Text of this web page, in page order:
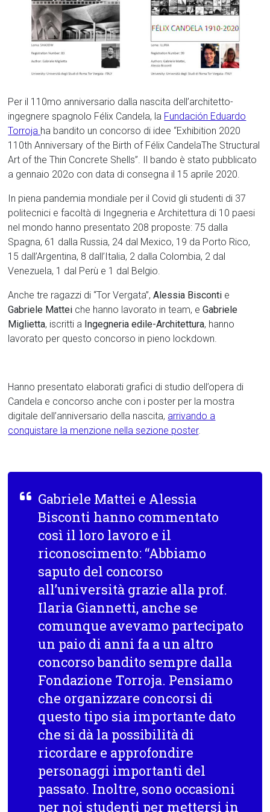
Per il 110mo anniversario dalla nascita dell’architetto-
ingegnere spagnolo Félix Candela, la Fundación Eduardo
Torroja ha bandito un concorso di idee “Exhibition 2020
110th Anniversary of the Birth of Félix CandelaThe Structural
Art of the Thin Concrete Shells”. Il bando è stato pubblicato
a gennaio 202o con data di consegna il 15 aprile 2020.
In piena pandemia mondiale per il Covid gli studenti di 37
politecnici e facoltà di Ingegneria e Architettura di 10 paesi
nel mondo hanno presentato 208 proposte: 75 dalla
Spagna, 61 dalla Russia, 24 dal Mexico, 19 da Porto Rico,
15 dall’Argentina, 8 dall’Italia, 2 dalla Colombia, 2 dal
Venezuela, 1 dal Perù e 1 dal Belgio.
Anche tre ragazzi di “Tor Vergata”,Alessia Bisconti e
Gabriele Mattei che hanno lavorato in team, eGabriele
Miglietta, iscritti a Ingegneria edile-Architettura, hanno
lavorato per questo concorso in pieno lockdown.
Hanno presentato elaborati grafici di studio dell’opera di
Candela e concorso anche con i poster per la mostra
digitale dell’anniversario della nascita, arrivando a
conquistare la menzione nella sezione poster.
Gabriele Mattei e Alessia
Bisconti hanno commentato
così il loro lavoro e il
riconoscimento: “Abbiamo
saputo del concorso
all’università grazie alla prof.
Ilaria Giannetti, anche se
comunque avevamo partecipato
un paio di anni fa a un altro
concorso bandito sempre dalla
Fondazione Torroja. Pensiamo
che organizzare concorsi di
questo tipo sia importante dato
che si dà la possibilità di
ricordare e approfondire
personaggi importanti del
passato. Inoltre, sono occasioni
per noi studenti per mettersi in